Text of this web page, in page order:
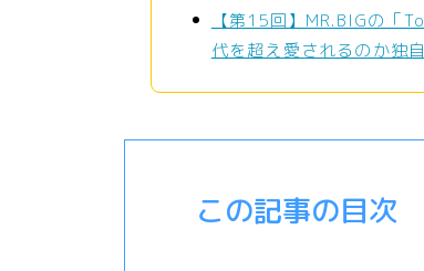
【第15回】MR.BIGの「
代を超え愛されるのか独
この記事の目次